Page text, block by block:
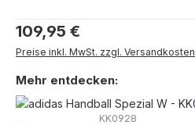
Regulärer Preis:
109,95 €
Preise inkl. MwSt. zzgl. Versandkosten
Mehr entdecken:
KK0928